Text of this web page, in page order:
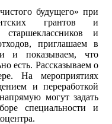
будущего» при
грантов и
старшеклассников и
приглашаем в
и показываем, что
есть. Рассказываем о
На мероприятиях
и переработкой
могут задать
специальности и